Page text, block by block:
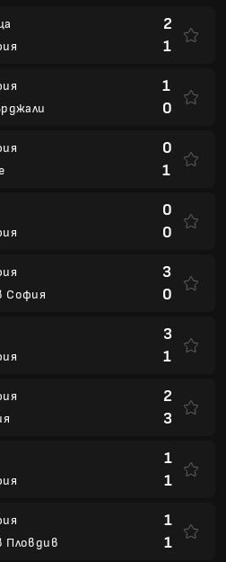
2
1
1
0
0
1
0
0
София
3
0
3
1
2
3
1
1
Пловдив
1
1